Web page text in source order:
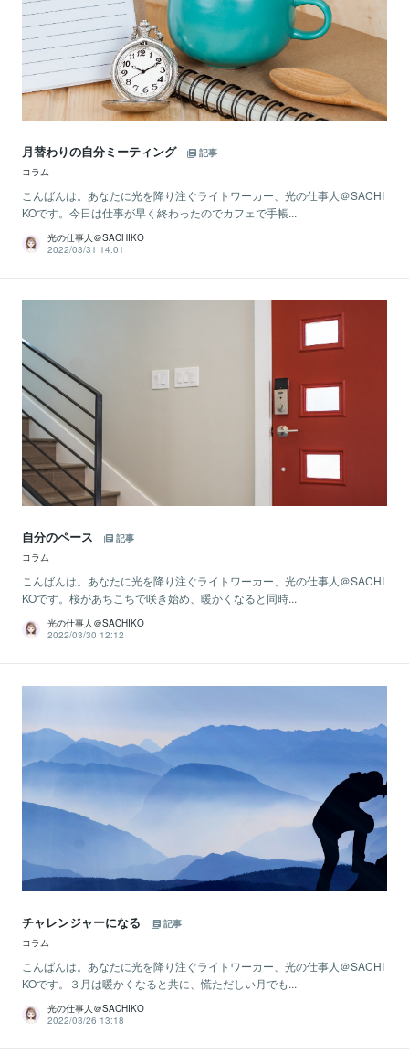
月替わりの自分ミーティング
記事
コラム
こんばんは。あなたに光を降り注ぐライトワーカー、光の仕事人＠SACHI
KOです。今日は仕事が早く終わったのでカフェで手帳...
光の仕事人＠SACHIKO
2022/03/31 14:01
自分のペース
記事
コラム
こんばんは。あなたに光を降り注ぐライトワーカー、光の仕事人＠SACHI
KOです。桜があちこちで咲き始め、暖かくなると同時...
光の仕事人＠SACHIKO
2022/03/30 12:12
チャレンジャーになる
記事
コラム
こんばんは。あなたに光を降り注ぐライトワーカー、光の仕事人＠SACHI
KOです。３月は暖かくなると共に、慌ただしい月でも...
光の仕事人＠SACHIKO
2022/03/26 13:18